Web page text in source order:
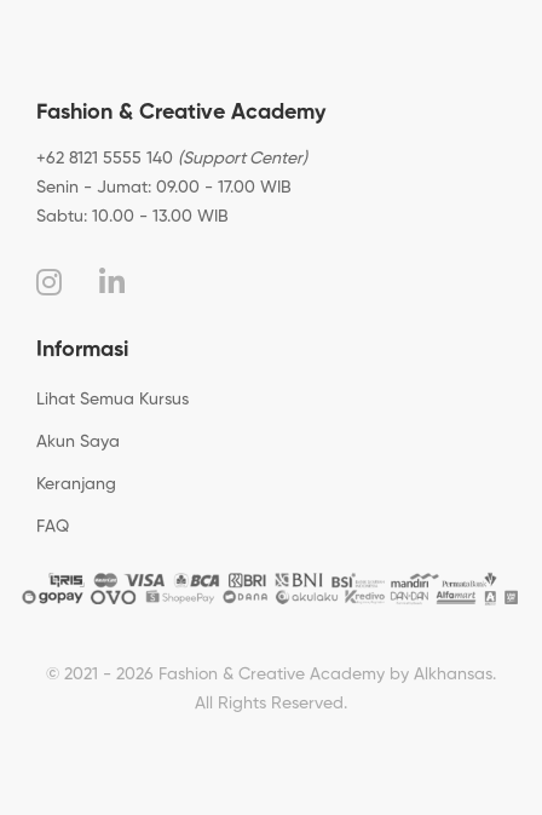
Fashion & Creative Academy
+62 8121 5555 140 (Support Center)
Senin - Jumat: 09.00 - 17.00 WIB
Sabtu: 10.00 - 13.00 WIB
Informasi
Lihat Semua Kursus
Akun Saya
Keranjang
FAQ
© 2021 - 2026 Fashion & Creative Academy by Alkhansas.
All Rights Reserved.